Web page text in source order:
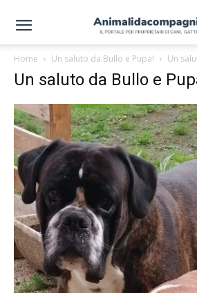
Home Un saluto da Bullo e Pupa! Un
Un saluto da Bullo e